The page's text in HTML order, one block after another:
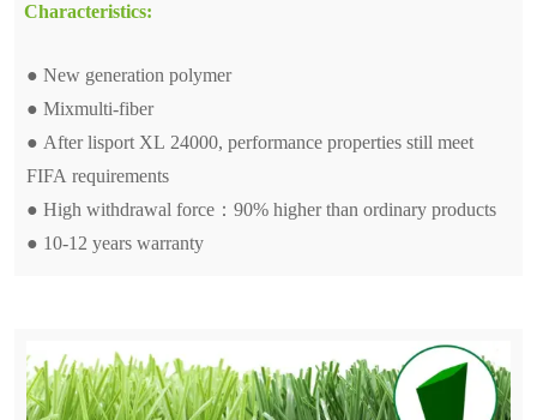
Characteristics:
● New generation polymer
● Mixmulti-fiber
● After lisport XL 24000, performance properties still meet
FIFA requirements
● High withdrawal force：90% higher than ordinary products
● 10-12 years warranty